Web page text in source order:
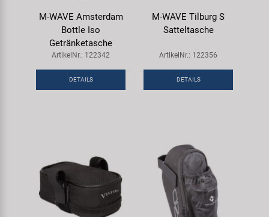
M-WAVE Amsterdam
Bottle Iso
Getränketasche
ArtikelNr.: 122342
DETAILS
M-WAVE Tilburg S
Satteltasche
ArtikelNr.: 122356
DETAILS